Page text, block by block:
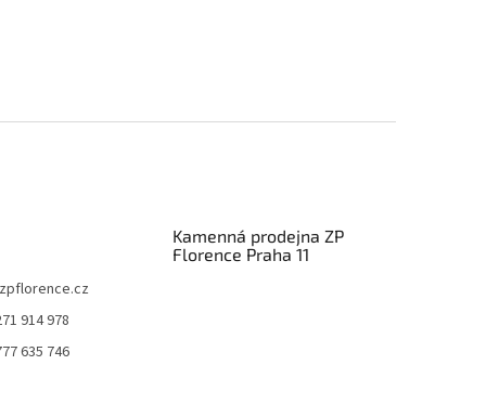
914 978
635 746
Kamenná prodejna ZP
Florence Praha 11